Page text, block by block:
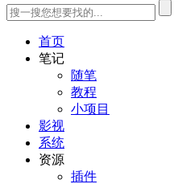
首页
笔记
随笔
教程
小项目
影视
系统
资源
插件